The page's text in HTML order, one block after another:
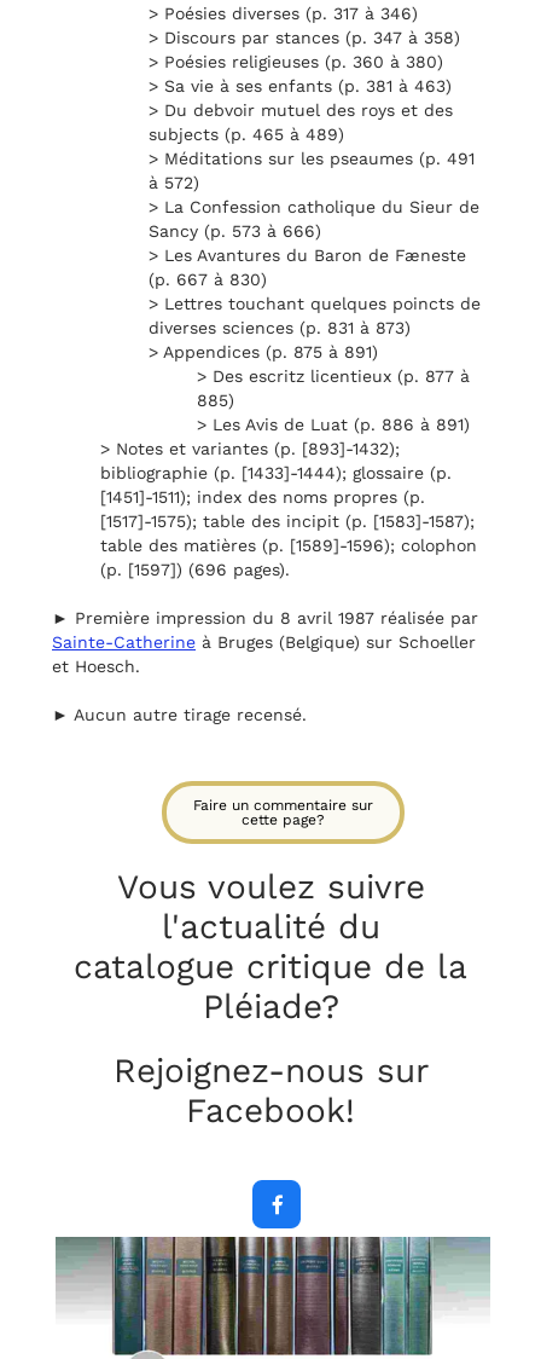
> Poésies diverses (p. 317 à 346)
> Discours par stances (p. 347 à 358)
> Poésies religieuses (p. 360 à 380)
> Sa vie à ses enfants (p. 381 à 463)
> Du debvoir mutuel des roys et des
subjects (p. 465 à 489)
> Méditations sur les pseaumes (p. 491
à 572)
> La Confession catholique du Sieur de
Sancy (p. 573 à 666)
> Les Avantures du Baron de Fæneste
(p. 667 à 830)
> Lettres touchant quelques poincts de
diverses sciences (p. 831 à 873)
> Appendices (p. 875 à 891)
> Des escritz licentieux (p. 877 à
885)
> Les Avis de Luat (p. 886 à 891)
> Notes et variantes (p. [893]-1432);
bibliographie (p. [1433]-1444); glossaire (p.
[1451]-1511); index des noms propres (p.
[1517]-1575); table des incipit (p. [1583]-1587);
table des matières (p. [1589]-1596); colophon
(p. [1597]) (696 pages).
► Première impression du 8 avril 1987 réalisée par
Sainte-Catherine à Bruges (Belgique) sur Schoeller
et Hoesch.
► Aucun autre tirage recensé.
Faire un commentaire sur
cette page?
Vous voulez suivre
l'actualité du
catalogue critique de la
Pléiade?
Rejoignez-nous sur
Facebook!
